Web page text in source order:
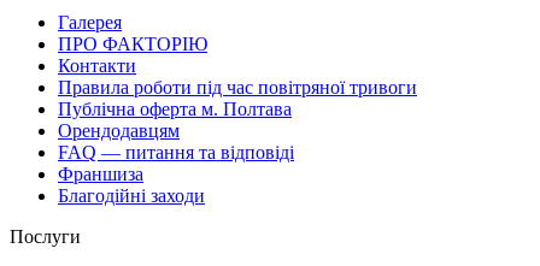
Галерея
ПРО ФАКТОРІЮ
Контакти
Правила роботи під час повітряної тривоги
Публічна оферта м. Полтава
Орендодавцям
FAQ — питання та відповіді
Франшиза
Благодійні заходи
Послуги